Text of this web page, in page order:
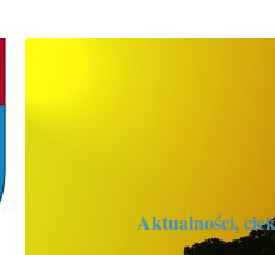
Aktualności,